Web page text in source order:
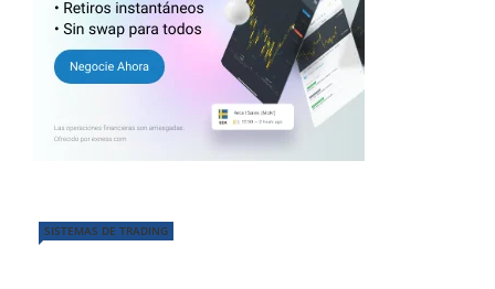
SISTEMAS DE TRADING